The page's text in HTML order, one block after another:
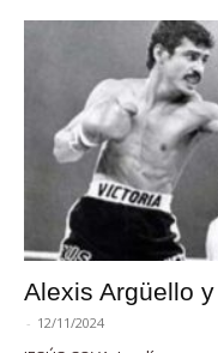
Alexis Argüello
- 12/11/2024